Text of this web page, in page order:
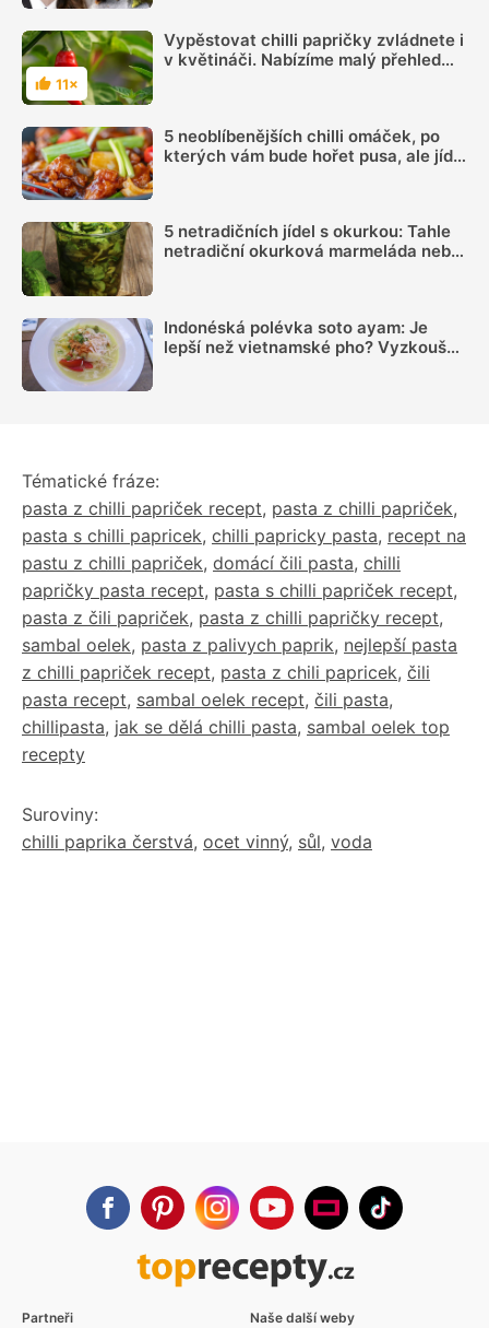
Hodnocení
11×
Vypěstovat chilli papričky zvládnete i
v květináči. Nabízíme malý přehled
5 neoblíbenějších chilli omáček, po
kterých vám bude hořet pusa, ale jídlu
5 netradičních jídel s okurkou: Tahle
netradiční okurková marmeláda nebo
Indonéská polévka soto ayam: Je
lepší než vietnamské pho? Vyzkoušeli
Tématické fráze:
pasta z chilli papriček recept, pasta z chilli papriček,
pasta s chilli papricek, chilli papricky pasta, recept na
pastu z chilli papriček, domácí čili pasta, chilli
papričky pasta recept, pasta s chilli papriček recept,
pasta z čili papriček, pasta z chilli papričky recept,
sambal oelek, pasta z palivych paprik, nejlepší pasta
z chilli papriček recept, pasta z chili papricek, čili
pasta recept, sambal oelek recept, čili pasta,
chillipasta, jak se dělá chilli pasta, sambal oelek top
recepty
Suroviny:
chilli paprika čerstvá, ocet vinný, sůl, voda
Partneři Naše další weby